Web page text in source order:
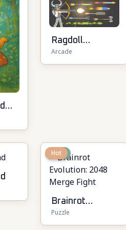
Ragdoll
Archers
Arcade
New
Hot
Brainrot
Evolution: 2048
Puzzle